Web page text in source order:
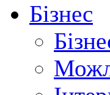
Бізнес